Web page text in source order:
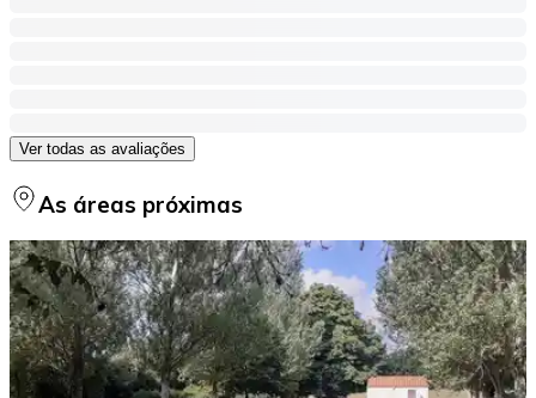
Ver todas as avaliações
As áreas próximas